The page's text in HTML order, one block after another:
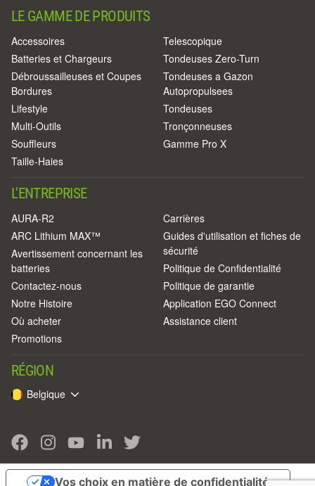
LE GAMME DE PRODUITS
Accessoires
Batteries et Chargeurs
Débroussailleuses et Coupes
Bordures
Lifestyle
Multi-Outils
Souffleurs
Taille-Haies
Telescopique
Tondeuses Zero-Turn
Tondeuses a Gazon
Autopropulsees
Tondeuses
Tronçonneuses
Gamme Pro X
L'ENTREPRISE
AURA-R2
ARC Lithium MAX™
Avertissement concernant les
batteries
Contactez-nous
Notre Histoire
Où acheter
Promotions
Carrières
Guides d'utilisation et fiches de
sécurité
Politique de Confidentialité
Politique de garantie
Application EGO Connect
Assistance client
RÉGION
Belgique
Vos choix en matière de confidentialité